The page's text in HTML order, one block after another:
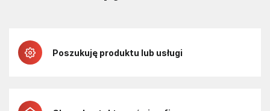
Poszukuję produktu lub usługi